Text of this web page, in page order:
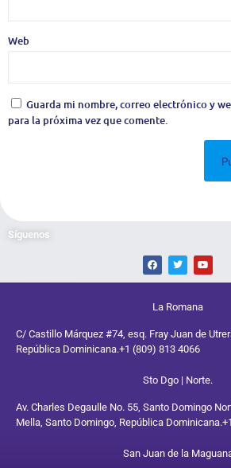
Web
Guarda mi nombre, correo electrónico y
para la próxima vez que comente.
Síguenos
La Romana
C/ Castillo Márquez #74, esq. Fray Juan de
República Dominicana.+1 (809) 813 4066
Sto Dgo | Norte.
Av. Charles Degaulle No. 55, Santo Domingo
Mella, Santo Domingo, República Dominicana.
San Juan de la